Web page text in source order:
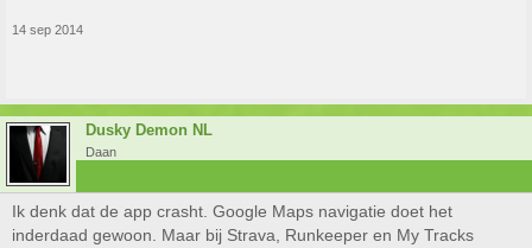
14 sep 2014
Dusky Demon NL
Daan
Ik denk dat de app crasht. Google Maps navigatie doet het
inderdaad gewoon. Maar bij Strava, Runkeeper en My Tracks